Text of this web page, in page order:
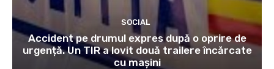
SOCIAL
Accident pe drumul expres după o oprire de
urgență. Un TIR a lovit două trailere încărcate
cu mașini